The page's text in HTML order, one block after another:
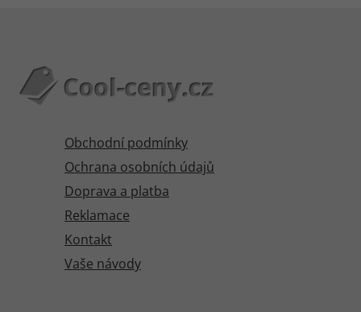
Obchodní podmínky
Ochrana osobních údajů
Doprava a platba
Reklamace
Kontakt
Vaše návody